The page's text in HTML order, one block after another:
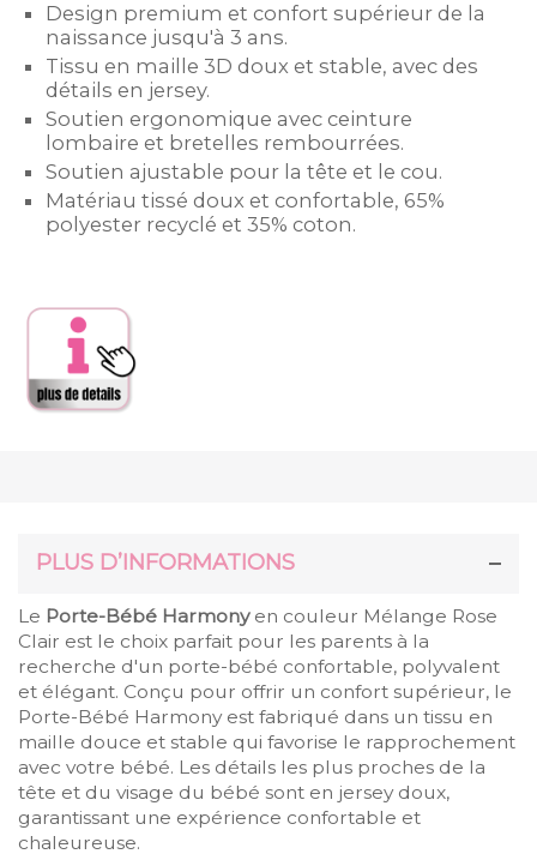
Design premium et confort supérieur de la
naissance jusqu'à 3 ans.
Tissu en maille 3D doux et stable, avec des
détails en jersey.
Soutien ergonomique avec ceinture
lombaire et bretelles rembourrées.
Soutien ajustable pour la tête et le cou.
Matériau tissé doux et confortable, 65%
polyester recyclé et 35% coton.
PLUS D’INFORMATIONS
Le Porte-Bébé Harmonyen couleur Mélange Rose
Clair est le choix parfait pour les parents à la
recherche d'un porte-bébé confortable, polyvalent
et élégant. Conçu pour offrir un confort supérieur, le
Porte-Bébé Harmony est fabriqué dans un tissu en
maille douce et stable qui favorise le rapprochement
avec votre bébé. Les détails les plus proches de la
tête et du visage du bébé sont en jersey doux,
garantissant une expérience confortable et
chaleureuse.